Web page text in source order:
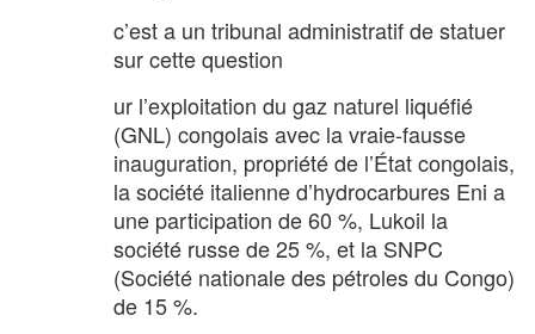
c’est a un tribunal administratif de statuer
sur cette question
ur l’exploitation du gaz naturel liquéfié
(GNL) congolais avec la vraie-fausse
inauguration, propriété de l’État congolais,
la société italienne d’hydrocarbures Eni a
une participation de 60 %, Lukoil la
société russe de 25 %, et la SNPC
(Société nationale des pétroles du Congo)
de 15 %.